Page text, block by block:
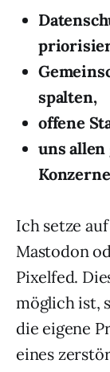
spalten,
offene
uns
Ich setze
Mastodon
Pixelfed.
möglich ist,
die eigene
eines